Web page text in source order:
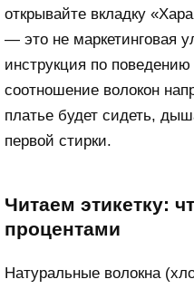
открывайте вкладку
— это не маркетинговая
инструкция по
соотношение волокон
платье будет сидеть,
первой стирки.
Читаем этикетку:
процентами
Натуральные волокна